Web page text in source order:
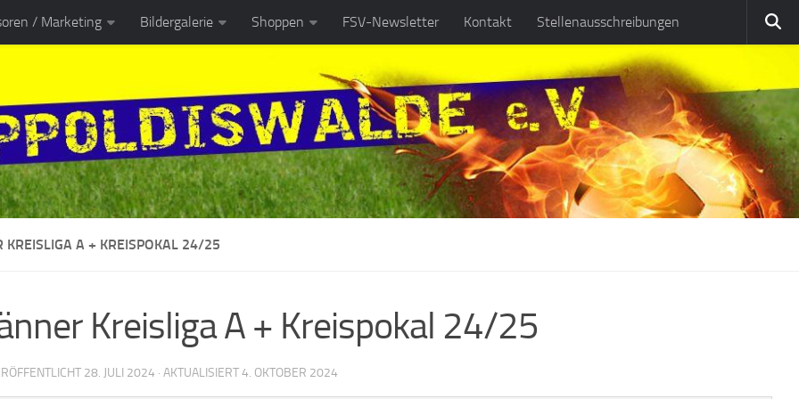
/ Marketing Bildergalerie Shoppen FSV-Newsletter Kontakt Stellenausschreibungen
KREISLIGA A + KREISPOKAL 24/25
Kreisliga A + Kreispokal 24/25
28. JULI 2024 · AKTUALISIERT4. OKTOBER 2024